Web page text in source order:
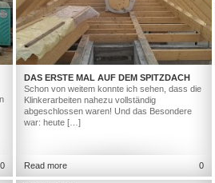
0
DAS ERSTE MAL AUF DEM SPITZDACH
Schon von weitem konnte ich sehen, dass die
Klinkerarbeiten nahezu vollständig
abgeschlossen waren! Und das Besondere
war: heute […]
Read more 0